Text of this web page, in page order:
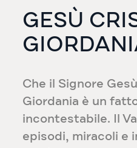
GESÙ
Che il Signore
Giordania è un
incontestabile. Il
episodi, miracoli e